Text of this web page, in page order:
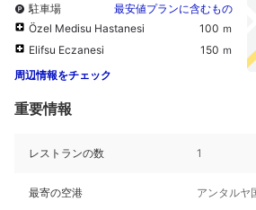
駐車場
最安値プランに含むもの
Özel Medisu Hastanesi
100 ｍ
Elifsu Eczanesi
150 ｍ
周辺情報をチェック
重要情報
レストランの数 1
最寄の空港 アンタルヤ